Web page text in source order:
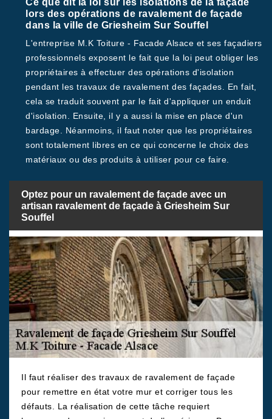
Ce que dit la loi sur les isolations de la façade
lors des opérations de ravalement de façade
dans la ville de Griesheim Sur Souffel
L'entreprise M.K Toiture - Facade Alsace et ses façadiers
professionnels exposent le fait que la loi peut obliger les
propriétaires à effectuer des opérations d'isolation
pendant les travaux de ravalement des façades. En fait,
cela se traduit souvent par le fait d'appliquer un enduit
d'isolation. Ensuite, il y a aussi la mise en place d'un
bardage. Néanmoins, il faut noter que les propriétaires
sont totalement libres en ce qui concerne le choix des
matériaux ou des produits à utiliser pour ce faire.
Optez pour un ravalement de façade avec un
artisan ravalement de façade à Griesheim Sur
Souffel
Il faut réaliser des travaux de ravalement de façade
pour remettre en état votre mur et corriger tous les
défauts. La réalisation de cette tâche requiert